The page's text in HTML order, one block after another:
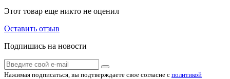
Этот товар еще никто не оценил
Оставить отзыв
Подпишись на новости
Нажимая подписаться, вы подтверждаете свое согласие с политикой